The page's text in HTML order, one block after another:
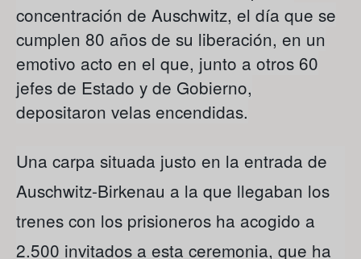
concentración de Auschwitz, el día que se
cumplen 80 años de su liberación, en un
emotivo acto en el que, junto a otros 60
jefes de Estado y de Gobierno,
depositaron velas encendidas.
Una carpa situada justo en la entrada de
Auschwitz-Birkenau a la que llegaban los
trenes con los prisioneros ha acogido a
2.500 invitados a esta ceremonia, que ha